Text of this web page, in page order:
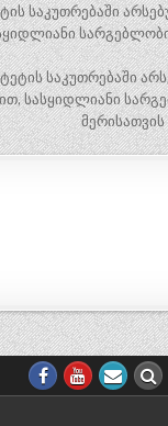
საკუთრებაში
საკუთრებაში
სასყიდლიანი
მერისათვის